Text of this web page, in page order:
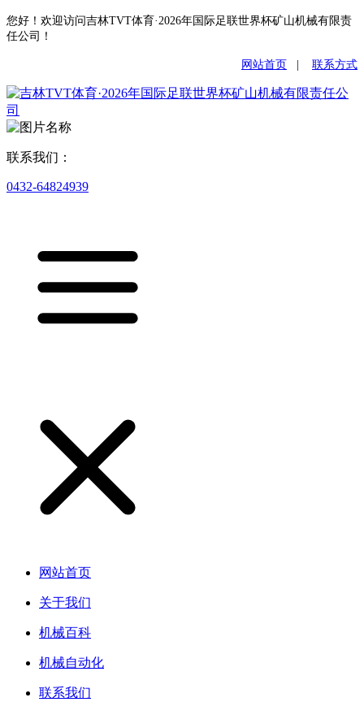
您好！欢迎访问吉林TVT体育·2026年国际足联世界杯矿山机械有限责
任公司！
网站首页 联系方式
联系我们：
0432-64824939
网站首页
关于我们
机械百科
机械自动化
联系我们